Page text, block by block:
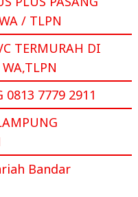
/ TLPN
TERMURAH DI
0813 7779 2911
Bandar